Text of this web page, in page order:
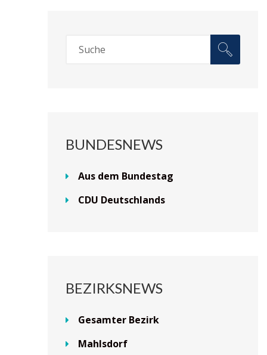
BUNDESNEWS
Aus dem Bundestag
CDU Deutschlands
BEZIRKSNEWS
Gesamter Bezirk
Mahlsdorf